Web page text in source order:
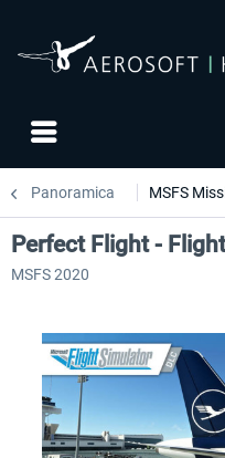
Panoramica MSFS
Perfect Flight -
MSFS 2020